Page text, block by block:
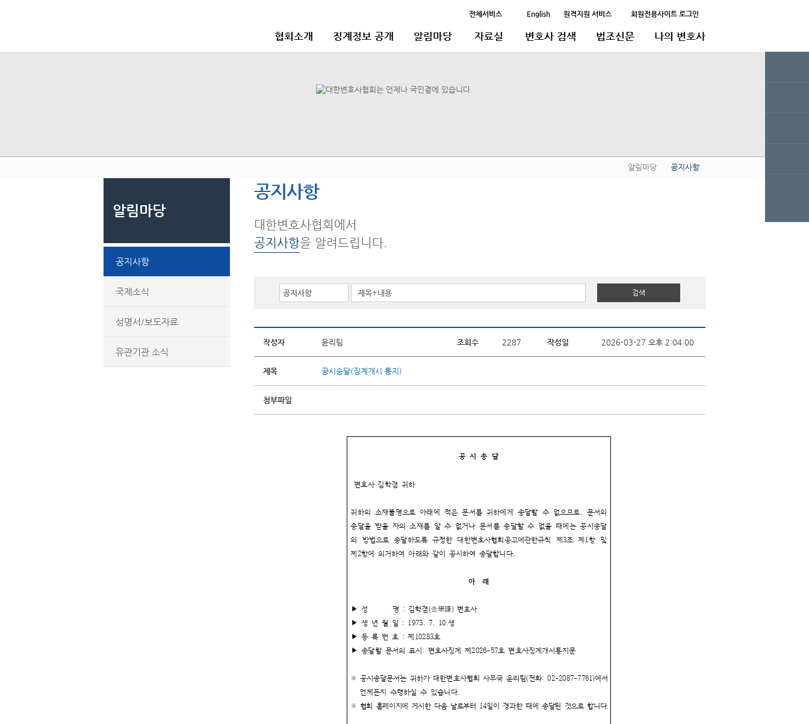
전체서비스 English 원격지원 서비스 회원전용사이트 로그인
협회소개 징계정보 공개 알림마당 자료실 변호사 검색 법조신문 나의 변호사
알림마당 공지사항
알림마당
공지사항
국제소식
성명서/보도자료
유관기관 소식
공지사항
대한변호사협회에서
공지사항을 알려드립니다.
작성자 윤리팀 조회수 2287 작성일 2026-03-27 오후 2:04:00
제목 공시송달(징계개시 통지)
첨부파일